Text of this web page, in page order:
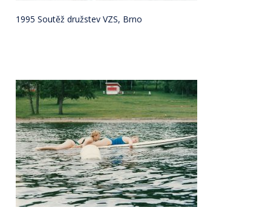
1995 Soutěž družstev VZS, Brno